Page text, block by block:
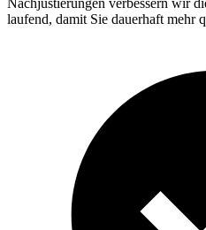
laufend, damit Sie dauerhaft mehr